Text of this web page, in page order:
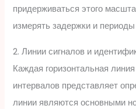
придерживаться этого
измерять задержки и
2. Линии сигналов и
Каждая горизонтальная
интервалов представляет
линии являются основными